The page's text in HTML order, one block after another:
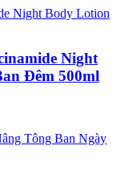
Night
Đêm 500ml